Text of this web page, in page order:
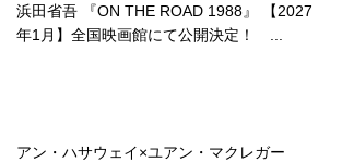
浜田省吾 『ON THE ROAD 1988』 【2027
年1月】全国映画館にて公開決定！ ...
アン・ハサウェイ×ユアン・マクレガー